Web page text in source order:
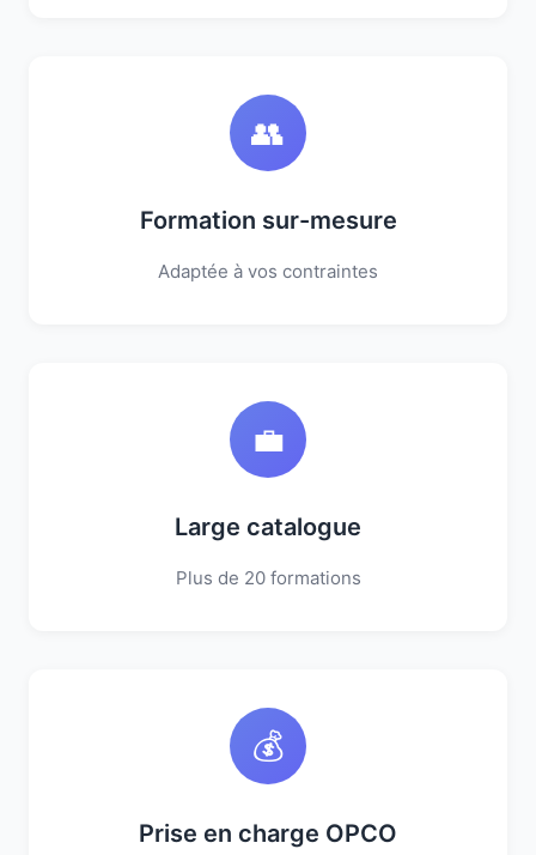
👥
Formation sur-mesure
Adaptée à vos contraintes
💼
Large catalogue
Plus de 20 formations
💰
Prise en charge OPCO